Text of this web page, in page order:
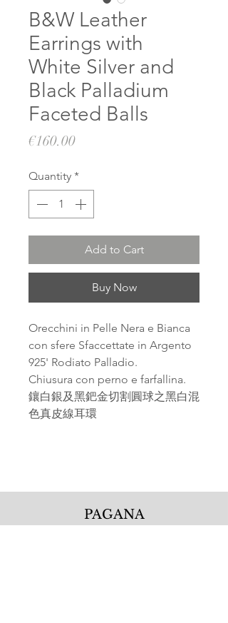
B&W Leather
Earrings with
White Silver and
Black Palladium
Faceted Balls
€160.00Price
Quantity *
Add to Cart
Buy Now
Orecchini in Pelle Nera e Bianca
con sfere Sfaccettate in Argento
925' Rodiato Palladio.
Chiusura con perno e farfallina.
鑲白銀及黑鈀金切割圓球之黑白混
色真皮線耳環
PAGANA